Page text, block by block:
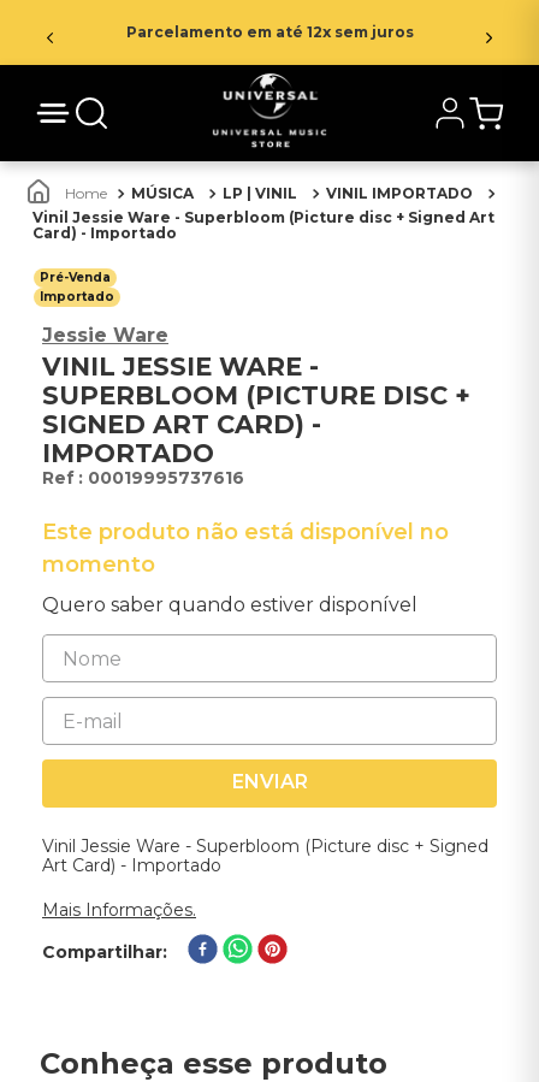
Parcelamento em até 12x sem juros
MÚSICA LP | VINIL
VINIL IMPORTADO
Vinil Jessie Ware - Superbloom (Picture disc + Signed Art
Card) - Importado
Pré-Venda
Importado
Jessie Ware
VINIL JESSIE WARE -
SUPERBLOOM (PICTURE DISC +
SIGNED ART CARD) -
IMPORTADO
: 00019995737616
Este produto não está disponível no
momento
Quero saber quando estiver disponível
ENVIAR
Vinil Jessie Ware - Superbloom (Picture disc + Signed
Art Card) - Importado
Mais Informações.
Compartilhar
Conheça esse produto